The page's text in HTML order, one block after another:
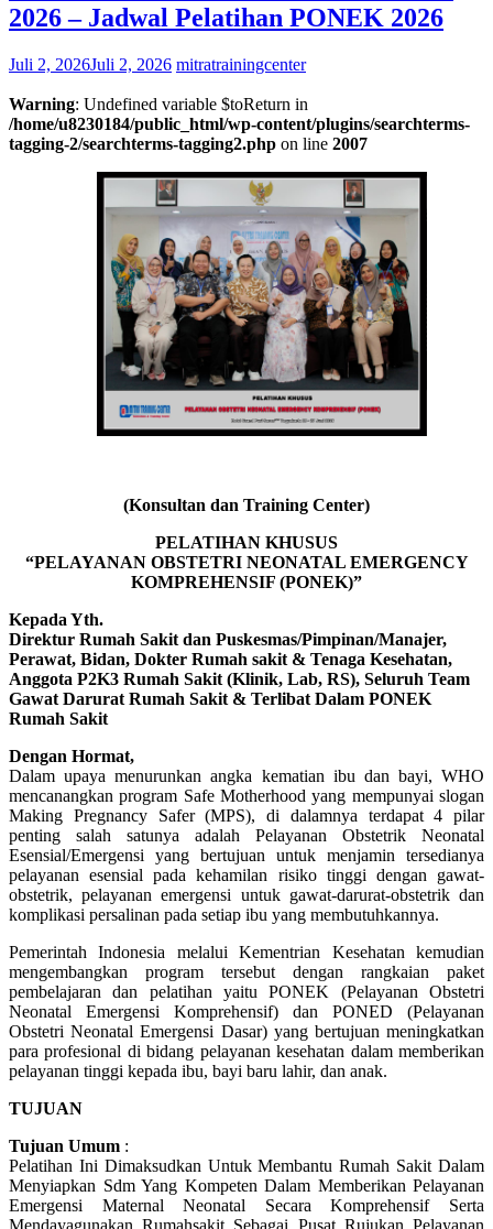
2026 – Jadwal Pelatihan PONEK 2026
Juli 2, 2026Juli 2, 2026 mitratrainingcenter
Warning: Undefined variable $toReturn in
/home/u8230184/public_html/wp-content/plugins/searchterms-
tagging-2/searchterms-tagging2.php on line 2007
(Konsultan dan Training Center)
PELATIHAN KHUSUS
“PELAYANAN OBSTETRI NEONATAL EMERGENCY
KOMPREHENSIF (PONEK)”
Kepada Yth.
Direktur Rumah Sakit dan Puskesmas/Pimpinan/Manajer,
Perawat, Bidan, Dokter Rumah sakit & Tenaga Kesehatan,
Anggota P2K3 Rumah Sakit (Klinik, Lab, RS), Seluruh Team
Gawat Darurat Rumah Sakit & Terlibat Dalam PONEK
Rumah Sakit
Dengan Hormat,
Dalam upaya menurunkan angka kematian ibu dan bayi, WHO
mencanangkan program Safe Motherhood yang mempunyai slogan
Making Pregnancy Safer (MPS), di dalamnya terdapat 4 pilar
penting salah satunya adalah Pelayanan Obstetrik Neonatal
Esensial/Emergensi yang bertujuan untuk menjamin tersedianya
pelayanan esensial pada kehamilan risiko tinggi dengan gawat-
obstetrik, pelayanan emergensi untuk gawat-darurat-obstetrik dan
komplikasi persalinan pada setiap ibu yang membutuhkannya.
Pemerintah Indonesia melalui Kementrian Kesehatan kemudian
mengembangkan program tersebut dengan rangkaian paket
pembelajaran dan pelatihan yaitu PONEK (Pelayanan Obstetri
Neonatal Emergensi Komprehensif) dan PONED (Pelayanan
Obstetri Neonatal Emergensi Dasar) yang bertujuan meningkatkan
para profesional di bidang pelayanan kesehatan dalam memberikan
pelayanan tinggi kepada ibu, bayi baru lahir, dan anak.
TUJUAN
Tujuan Umum :
Pelatihan Ini Dimaksudkan Untuk Membantu Rumah Sakit Dalam
Menyiapkan Sdm Yang Kompeten Dalam Memberikan Pelayanan
Emergensi Maternal Neonatal Secara Komprehensif Serta
Mendayagunakan Rumahsakit Sebagai Pusat Rujukan Pelayanan